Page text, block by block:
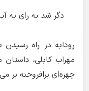
دگر شد به رای به
رودابه در راه
مهراب کابلی،
چهره‌ای برافروخته بر